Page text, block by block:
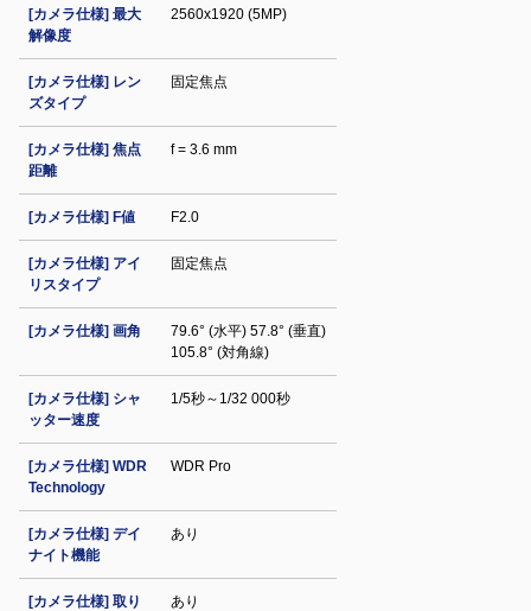
[カメラ仕様] 最大
解像度
2560x1920 (5MP)
[カメラ仕様] レン
ズタイプ
固定焦点
[カメラ仕様] 焦点
距離
f = 3.6 mm
[カメラ仕様] F値 F2.0
[カメラ仕様] アイ
リスタイプ
固定焦点
[カメラ仕様] 画角
79.6° (水平) 57.8° (垂直)
105.8° (対角線)
[カメラ仕様] シャ
ッター速度
1/5秒～1/32 000秒
[カメラ仕様] WDR
Technology
WDR Pro
[カメラ仕様] デイ
ナイト機能
あり
[カメラ仕様] 取り
あり